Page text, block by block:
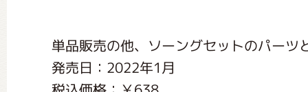
単品販売の他、ソーングセットのパーツ
発売日：2022年1月
くまのがっこう しょくいんしつ